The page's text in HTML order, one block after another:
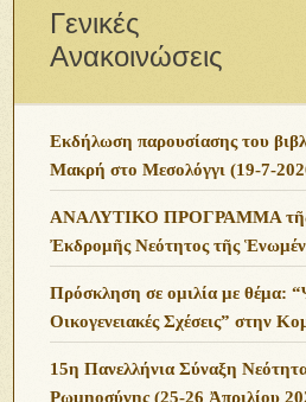
Γενικές
Ανακοινώσεις
Εκδήλωση παρουσίασης του
Μακρή στο Μεσολόγγι (19-7-
ΑΝΑΛΥΤΙΚΟ ΠΡΟΓΡΑΜΜΑ τῆς
Ἐκδρομῆς Νεότητος τῆς
Πρόσκληση σε ομιλία με θέμα:
Οικογενειακές Σχέσεις” στην
15η Πανελλήνια Σύναξη
Ρωμηοσύνης (25-26 Ἀπριλίου